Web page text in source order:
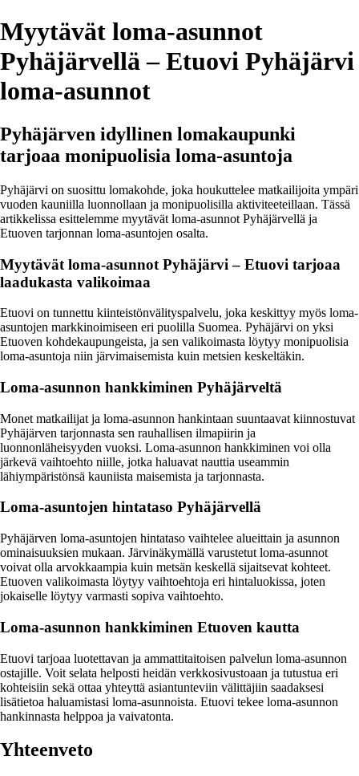
Myytävät loma-asunnot
Pyhäjärvellä – Etuovi Pyhäjärvi
loma-asunnot
Pyhäjärven idyllinen lomakaupunki
tarjoaa monipuolisia loma-asuntoja
Pyhäjärvi on suosittu lomakohde, joka houkuttelee matkailijoita ympäri
vuoden kauniilla luonnollaan ja monipuolisilla aktiviteeteillaan. Tässä
artikkelissa esittelemme myytävät loma-asunnot Pyhäjärvellä ja
Etuoven tarjonnan loma-asuntojen osalta.
Myytävät loma-asunnot Pyhäjärvi – Etuovi tarjoaa
laadukasta valikoimaa
Etuovi on tunnettu kiinteistönvälityspalvelu, joka keskittyy myös loma-
asuntojen markkinoimiseen eri puolilla Suomea. Pyhäjärvi on yksi
Etuoven kohdekaupungeista, ja sen valikoimasta löytyy monipuolisia
loma-asuntoja niin järvimaisemista kuin metsien keskeltäkin.
Loma-asunnon hankkiminen Pyhäjärveltä
Monet matkailijat ja loma-asunnon hankintaan suuntaavat kiinnostuvat
Pyhäjärven tarjonnasta sen rauhallisen ilmapiirin ja
luonnonläheisyyden vuoksi. Loma-asunnon hankkiminen voi olla
järkevä vaihtoehto niille, jotka haluavat nauttia useammin
lähiympäristönsä kauniista maisemista ja tarjonnasta.
Loma-asuntojen hintataso Pyhäjärvellä
Pyhäjärven loma-asuntojen hintataso vaihtelee alueittain ja asunnon
ominaisuuksien mukaan. Järvinäkymällä varustetut loma-asunnot
voivat olla arvokkaampia kuin metsän keskellä sijaitsevat kohteet.
Etuoven valikoimasta löytyy vaihtoehtoja eri hintaluokissa, joten
jokaiselle löytyy varmasti sopiva vaihtoehto.
Loma-asunnon hankkiminen Etuoven kautta
Etuovi tarjoaa luotettavan ja ammattitaitoisen palvelun loma-asunnon
ostajille. Voit selata helposti heidän verkkosivustoaan ja tutustua eri
kohteisiin sekä ottaa yhteyttä asiantunteviin välittäjiin saadaksesi
lisätietoa haluamistasi loma-asunnoista. Etuovi tekee loma-asunnon
hankinnasta helppoa ja vaivatonta.
Yhteenveto